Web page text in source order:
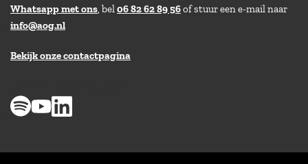
Whatsapp met ons, bel06 82 62 89 56of stuur een e-mail naar
info@aog.nl
Bekijk onze contactpagina